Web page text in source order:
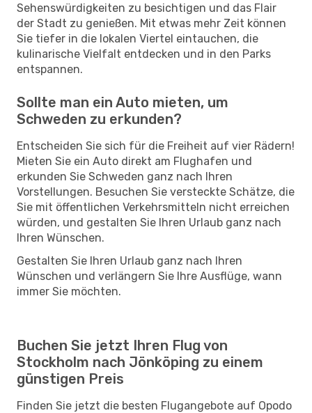
Sehenswürdigkeiten zu besichtigen und das Flair
der Stadt zu genießen. Mit etwas mehr Zeit können
Sie tiefer in die lokalen Viertel eintauchen, die
kulinarische Vielfalt entdecken und in den Parks
entspannen.
Sollte man ein Auto mieten, um
Schweden zu erkunden?
Entscheiden Sie sich für die Freiheit auf vier Rädern!
Mieten Sie ein Auto direkt am Flughafen und
erkunden Sie Schweden ganz nach Ihren
Vorstellungen. Besuchen Sie versteckte Schätze, die
Sie mit öffentlichen Verkehrsmitteln nicht erreichen
würden, und gestalten Sie Ihren Urlaub ganz nach
Ihren Wünschen.
Gestalten Sie Ihren Urlaub ganz nach Ihren
Wünschen und verlängern Sie Ihre Ausflüge, wann
immer Sie möchten.
Buchen Sie jetzt Ihren Flug von
Stockholm nach Jönköping zu einem
günstigen Preis
Finden Sie jetzt die besten Flugangebote auf Opodo